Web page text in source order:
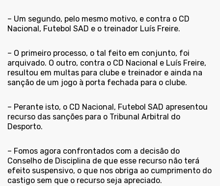
– Um segundo, pelo mesmo motivo, e contra o CD
Nacional, Futebol SAD e o treinador Luís Freire.
– O primeiro processo, o tal feito em conjunto, foi
arquivado. O outro, contra o CD Nacional e Luís Freire,
resultou em multas para clube e treinador e ainda na
sanção de um jogo à porta fechada para o clube.
– Perante isto, o CD Nacional, Futebol SAD apresentou
recurso das sanções para o Tribunal Arbitral do
Desporto.
– Fomos agora confrontados com a decisão do
Conselho de Disciplina de que esse recurso não terá
efeito suspensivo, o que nos obriga ao cumprimento do
castigo sem que o recurso seja apreciado.